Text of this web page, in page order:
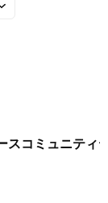
スコミュニティ